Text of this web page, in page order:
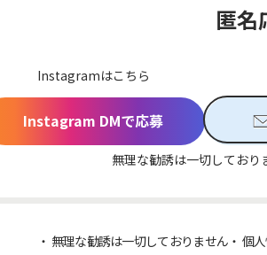
匿名
Instagramはこちら
Instagram DMで応募
無理な勧誘は一切しており
無理な勧誘は一切しておりません 個